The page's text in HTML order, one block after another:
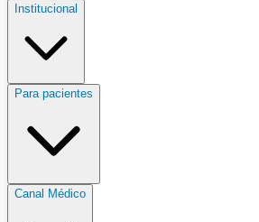
Institucional
Para pacientes
Canal Médico